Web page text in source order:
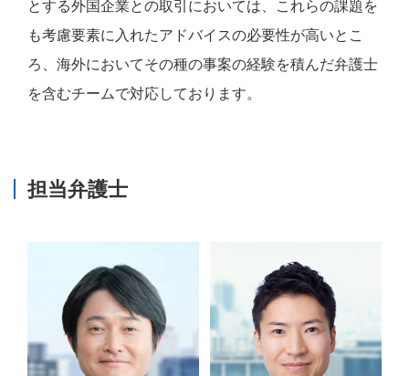
とする外国企業との取引においては、これらの課題を
も考慮要素に入れたアドバイスの必要性が高いとこ
ろ、海外においてその種の事案の経験を積んだ弁護士
を含むチームで対応しております。
担当弁護士